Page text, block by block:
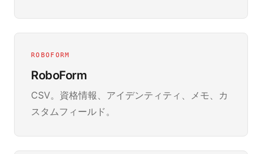
ROBOFORM
RoboForm
CSV。資格情報、アイデンティティ、メモ、カ
スタムフィールド。